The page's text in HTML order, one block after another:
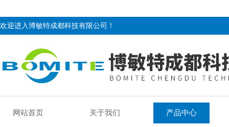
欢迎进入博敏特成都科技有限公司！
网站首页 关于我们 产品中心